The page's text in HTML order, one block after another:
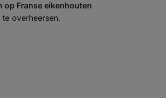
op Franse eikenhouten
overheersen.